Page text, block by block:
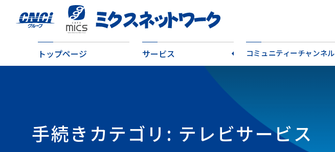
トップページ サービス コミュニティーチャンネル
手続きカテゴリ: テレビサービス